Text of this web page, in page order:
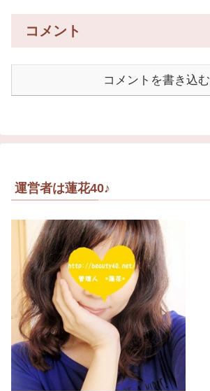
コメント
コメントを書き込む
運営者は蓮花40♪